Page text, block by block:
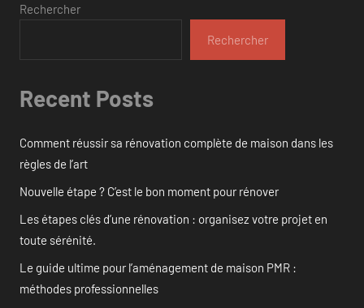
Rechercher
Rechercher
Recent Posts
Comment réussir sa rénovation complète de maison dans les
règles de l’art
Nouvelle étape ? C’est le bon moment pour rénover
Les étapes clés d’une rénovation : organisez votre projet en
toute sérénité.
Le guide ultime pour l’aménagement de maison PMR :
méthodes professionnelles